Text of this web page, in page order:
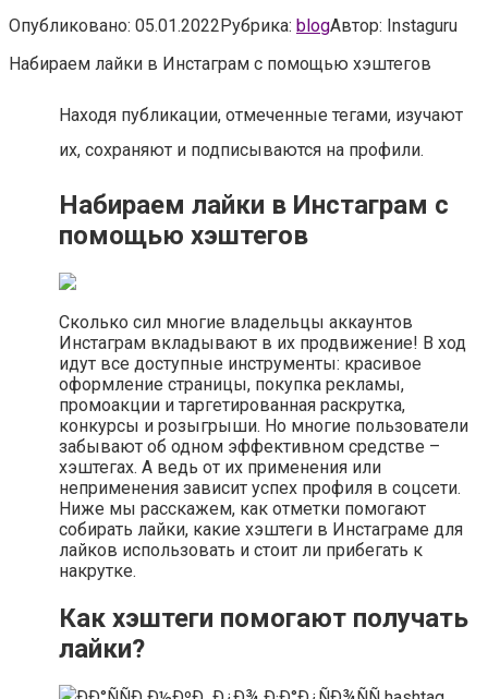
Опубликовано: 05.01.2022Рубрика: blogАвтор: Instaguru
Набираем лайки в Инстаграм с помощью хэштегов
Находя публикации, отмеченные тегами, изучают
их, сохраняют и подписываются на профили.
Набираем лайки в Инстаграм с
помощью хэштегов
Сколько сил многие владельцы аккаунтов
Инстаграм вкладывают в их продвижение! В ход
идут все доступные инструменты: красивое
оформление страницы, покупка рекламы,
промоакции и таргетированная раскрутка,
конкурсы и розыгрыши. Но многие пользователи
забывают об одном эффективном средстве –
хэштегах. А ведь от их применения или
неприменения зависит успех профиля в соцсети.
Ниже мы расскажем, как отметки помогают
собирать лайки, какие хэштеги в Инстаграме для
лайков использовать и стоит ли прибегать к
накрутке.
Как хэштеги помогают получать
лайки?